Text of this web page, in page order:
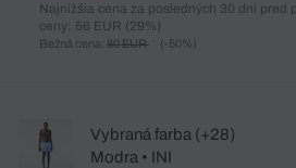
Najnižšia cena za posledných 30 dní pred
ceny: 56 EUR (29%)
Bežná cena: 80 EUR (-50%)
Vybraná farba (+28)
Modra • INI